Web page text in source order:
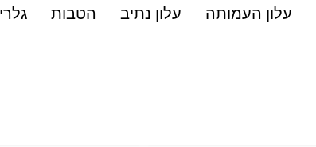
עלון העמותה עלון נתיב הטבות